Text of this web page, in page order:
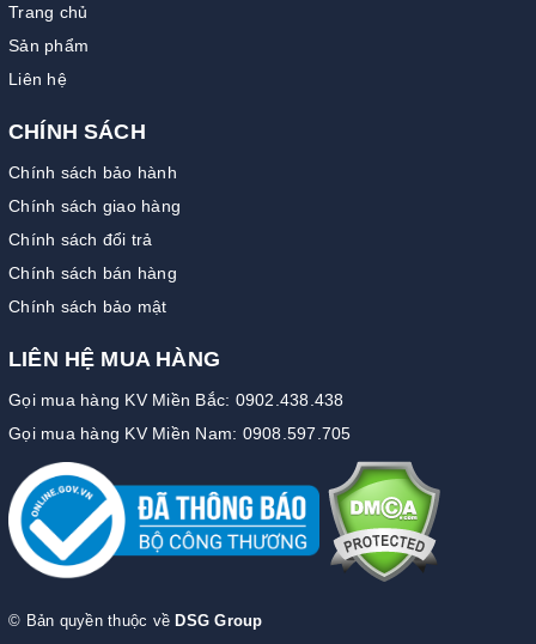
Trang chủ
Sản phẩm
Liên hệ
CHÍNH SÁCH
Chính sách bảo hành
Chính sách giao hàng
Chính sách đổi trả
Chính sách bán hàng
Chính sách bảo mật
LIÊN HỆ MUA HÀNG
Gọi mua hàng KV Miền Bắc: 0902.438.438
Gọi mua hàng KV Miền Nam: 0908.597.705
© Bản quyền thuộc về DSG Group